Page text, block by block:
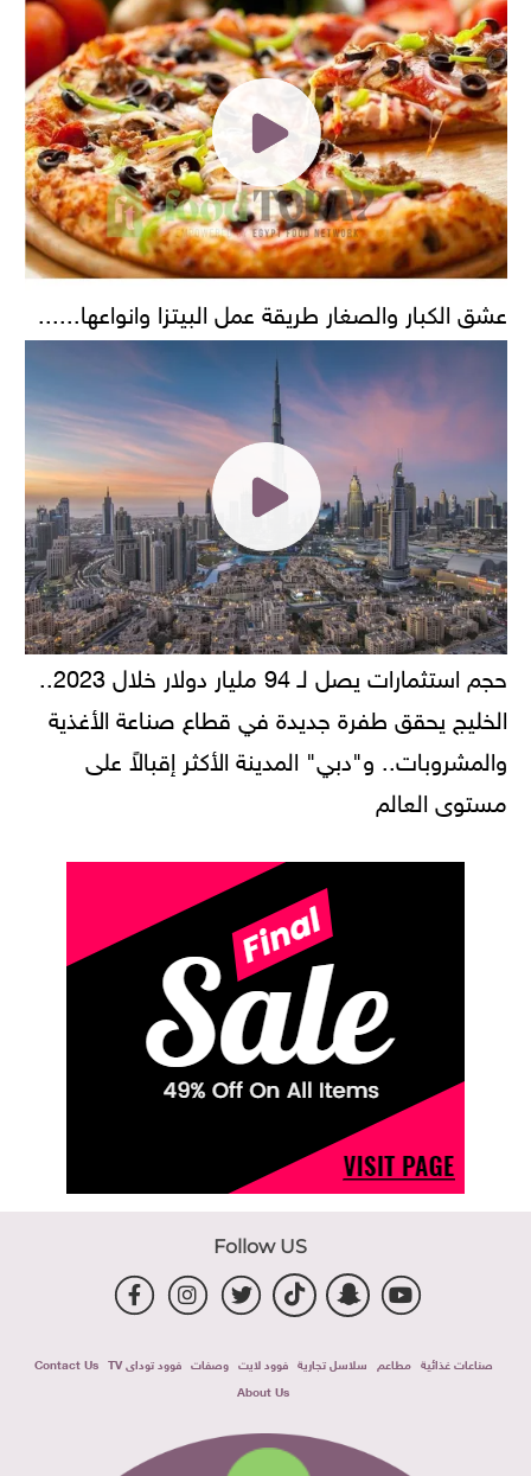
عشق الكبار والصغار طريقة عمل البيتزا وانواعها......
حجم استثمارات يصل لـ 94 مليار دولار خلال 2023..
الخليج يحقق طفرة جديدة في قطاع صناعة الأغذية
والمشروبات.. و"دبي" المدينة الأكثر إقبالاً على
مستوى العالم
Follow US
صناعات غذائية مطاعم سلاسل تجارية فوود لايت وصفات فوود توداى TV
Contact Us
About Us